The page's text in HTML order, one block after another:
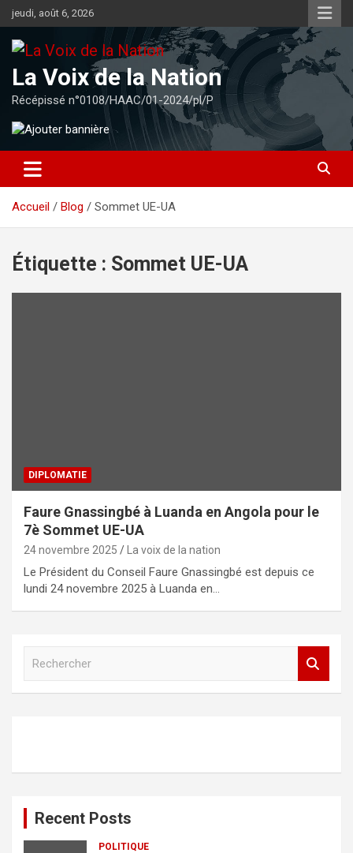
Aller
au
contenu
jeudi, août 6, 2026
La Voix de la Nation
Récépissé n°0108/HAAC/01-2024/pl/P
Accueil Blog Sommet UE-UA
Étiquette : Sommet UE-UA
DIPLOMATIE
Faure Gnassingbé à Luanda en Angola pour le
7è Sommet UE-UA
24 novembre 2025 La voix de la nation
Le Président du Conseil Faure Gnassingbé est depuis ce
lundi 24 novembre 2025 à Luanda en…
h
Recent Posts
POLITIQUE